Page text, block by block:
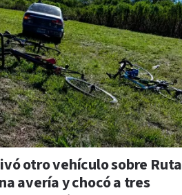
otro vehículo sobre Ruta
avería y chocó a tres